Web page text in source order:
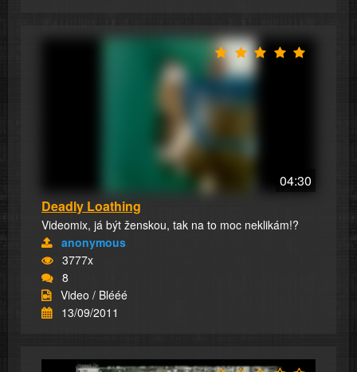
04:30
Deadly Loathing
Videomix, já být ženskou, tak na to moc neklikám!?
anonymous
3777x
8
Video / Blééé
13/09/2011